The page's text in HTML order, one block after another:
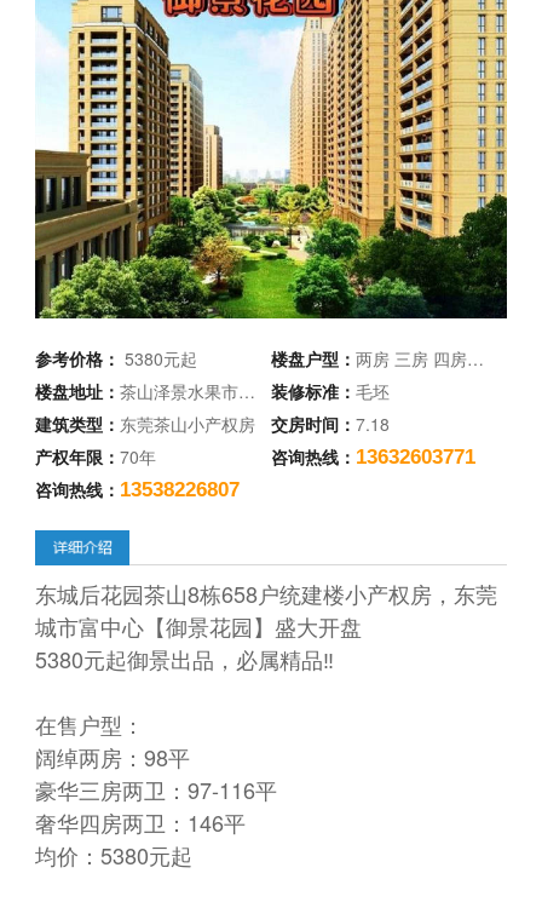
参考价格：5380元起 楼盘户型： 两房 三房 四房…
楼盘地址：茶山泽景水果市… 装修标准： 毛坯
建筑类型： 东莞茶山小产权房 交房时间： 7.18
产权年限：70年 咨询热线： 13632603771
咨询热线： 13538226807
东城后花园茶山8栋658户统建楼小产权房，东莞
城市富中心【御景花园】盛大开盘‍
5380元起御景出品，必属精品‼
在售户型：
阔绰两房：98平
豪华三房两卫：97-116平
奢华四房两卫：146平
均价：5380元起